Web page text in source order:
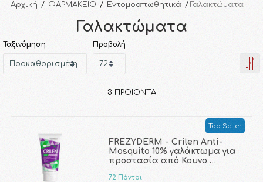
Αρχική / ΦΑΡΜΑΚΕΙΟ / Εντομοαπωθητικά / Γαλακτώματα
Γαλακτώματα
Ταξινόμηση Προβολή
3 ΠΡΟΪΌΝΤΑ
Top Seller
FREZYDERM - Crilen Anti-
Mosquito 10% γαλάκτωμα για
προστασία από Κουνο …
72 Πόντοι